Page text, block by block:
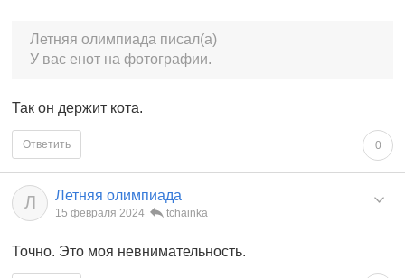
Летняя олимпиада писал(а)
У вас енот на фотографии.
Так он держит кота.
0
Ответить
Л Летняя олимпиада
15 февраля 2024 tchainka
Точно. Это моя невнимательность.